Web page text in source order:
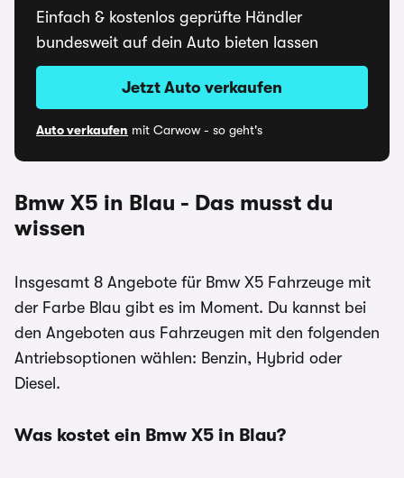
Einfach & kostenlos geprüfte Händler
bundesweit auf dein Auto bieten lassen
Jetzt Auto verkaufen
Auto verkaufen mit Carwow - so geht's
Bmw X5 in Blau - Das musst du
wissen
Insgesamt 8 Angebote für Bmw X5 Fahrzeuge mit
der Farbe Blau gibt es im Moment. Du kannst bei
den Angeboten aus Fahrzeugen mit den folgenden
Antriebsoptionen wählen: Benzin, Hybrid oder
Diesel.
Was kostet ein Bmw X5 in Blau?